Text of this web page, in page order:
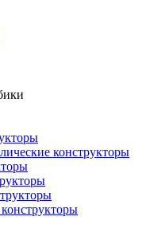
конструкторы